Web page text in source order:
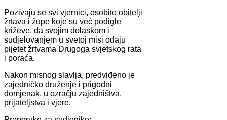
Pozivaju se svi vjernici, osobito obitelji
žrtava i župe koje su već podigle
križeve, da svojim dolaskom i
sudjelovanjem u svetoj misi odaju
pijetet žrtvama Drugoga svjetskog rata
i poraća.
Nakon misnog slavlja, predviđeno je
zajedničko druženje i prigodni
domjenak, u ozračju zajedništva,
prijateljstva i vjere.